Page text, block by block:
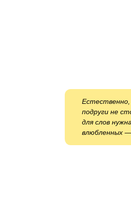
подруги не
для слов
влюбленных